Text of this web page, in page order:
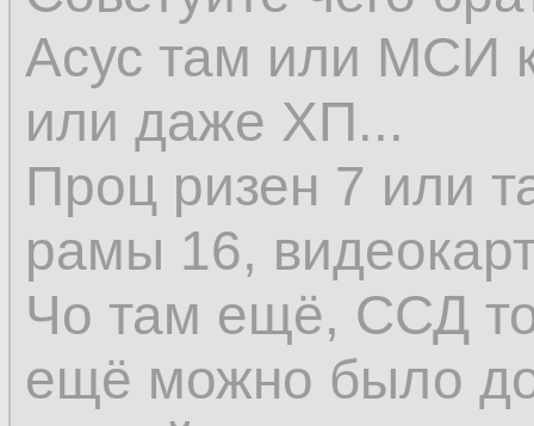
Асус там или МСИ
или даже ХП...
Проц ризен 7 или
рамы 16,
Чо там ещё, ССД
ещё можно было